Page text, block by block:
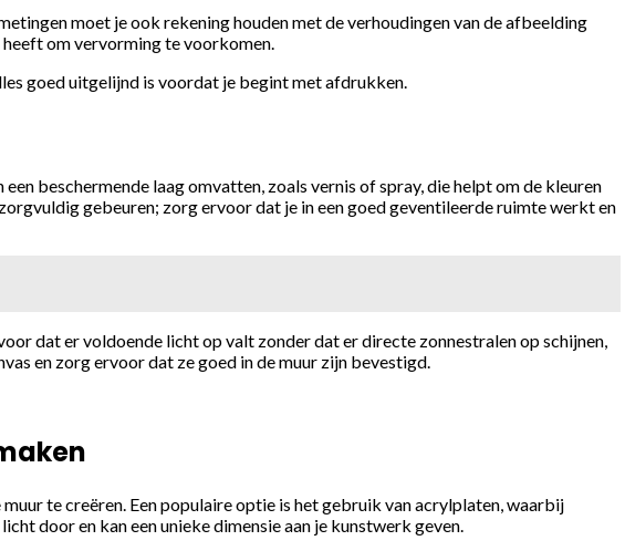
moet je ook rekening houden met de verhoudingen van de afbeelding
om vervorming te voorkomen.
goed uitgelijnd is voordat je begint met afdrukken.
beschermende laag omvatten, zoals vernis of spray, die helpt om de kleuren
gebeuren; zorg ervoor dat je in een goed geventileerde ruimte werkt en
dat er voldoende licht op valt zonder dat er directe zonnestralen op schijnen,
en zorg ervoor dat ze goed in de muur zijn bevestigd.
te creëren. Een populaire optie is het gebruik van acrylplaten, waarbij
door en kan een unieke dimensie aan je kunstwerk geven.